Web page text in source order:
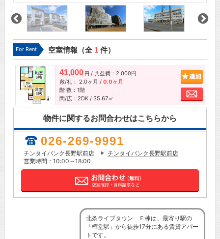
For Rent 空室情報（全 1件）
41,000 円 / 共益費：2,000円
敷/礼： 2.0ヶ月 / 0.0ヶ月
階 数：1階
間/広：2DK / 35.67㎡
お問
物件に関するお問合わせはこちらから
026-269-9991
チンタイバンク長野駅前店
チンタイバンク長野駅前店
営業時間：10:00～18:00
北条ライブタウン Ｆ棟は、最寄り駅の
「権堂駅」から徒歩17分にある賃貸アパー
トです。